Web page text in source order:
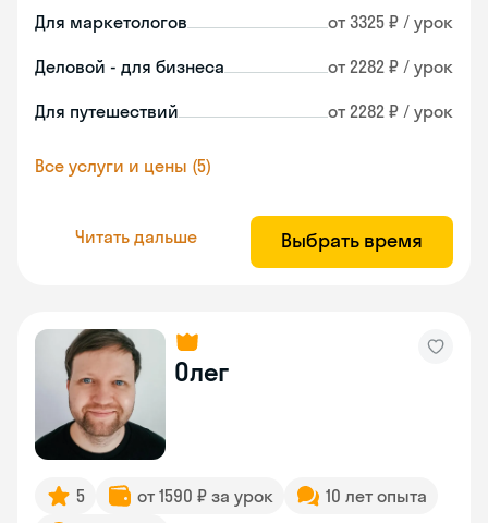
Для маркетологов от 3325 ₽ / урок
Деловой - для бизнеса от 2282 ₽ / урок
Для путешествий от 2282 ₽ / урок
Все услуги и цены (5)
Читать дальше Выбрать время
Олег
5 от 1590 ₽ за урок
10 лет опыта